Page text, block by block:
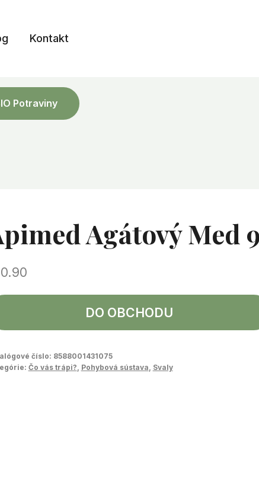
Kontakt
Potraviny
Agátový Med
DO OBCHODU
číslo: 8588001431075
Čo vás trápi? Pohybová sústava Svaly